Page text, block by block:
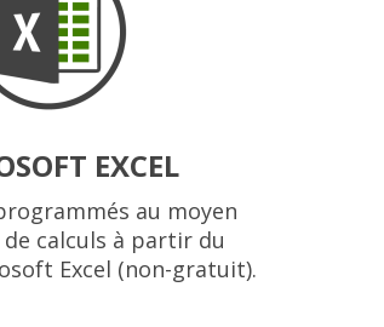
EXCEL
au moyen
calculs à partir du
Excel (non-gratuit).